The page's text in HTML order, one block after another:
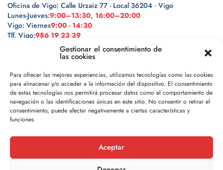
Gestionar el consentimiento de
las cookies
Para ofrecer las mejores experiencias, utilizamos tecnologías como las cookies
para almacenar y/o acceder a la información del dispositivo. El consentimiento
de estas tecnologías nos permitirá procesar datos como el comportamiento de
navegación o las identificaciones únicas en este sitio. No consentir o retirar el
consentimiento, puede afectar negativamente a ciertas características y
funciones.
Aceptar
Oficina de Vigo: Calle Urzaiz 77 - Local 36204 · Vigo
Lunes-Jueves:9:00–13:30, 16:00–20:00
Vigo: Viernes9:00 - 14:30
Tlf. Vigo:986 19 23 39
Legal
Política de privacidad